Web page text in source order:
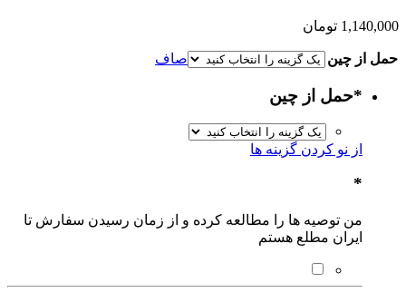
1,140,000 تومان
حمل از چین صاف
*حمل از چین
از نو کردن گزینه ها
*
من توصیه ها را مطالعه کرده و از زمان رسیدن سفارش تا
ایران مطلع هستم